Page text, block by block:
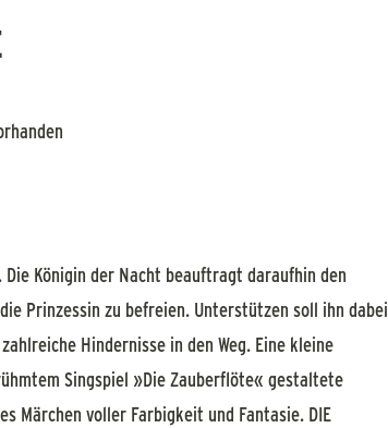
Königin der Nacht beauftragt daraufhin den
Prinzessin zu befreien. Unterstützen soll ihn dabei
Hindernisse in den Weg. Eine kleine
Singspiel »Die Zauberflöte« gestaltete
Märchen voller Farbigkeit und Fantasie. DIE